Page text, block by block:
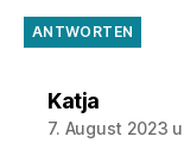
ANTWORTEN
Katjasagt:
7. August 2023